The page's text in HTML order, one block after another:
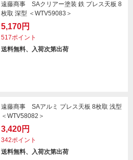
遠藤商事 SAクリアー塗装 鉄 プレス天板 8
枚取 深型 ＜WTV59083＞
5,170円
517ポイント
送料無料、入荷次第出荷
遠藤商事 SAアルミ プレス天板 8枚取 浅型
＜WTV58082＞
3,420円
342ポイント
送料無料、入荷次第出荷